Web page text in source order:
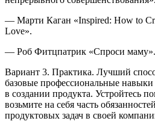
— Марти Каган «Inspired: How to
Love».
— Роб Фитцпатрик «Спроси маму».
Вариант 3. Практика. Лучший
базовые профессиональные
в создании продукта. Устройтесь
возьмите на себя часть
продуктовых задач в своей